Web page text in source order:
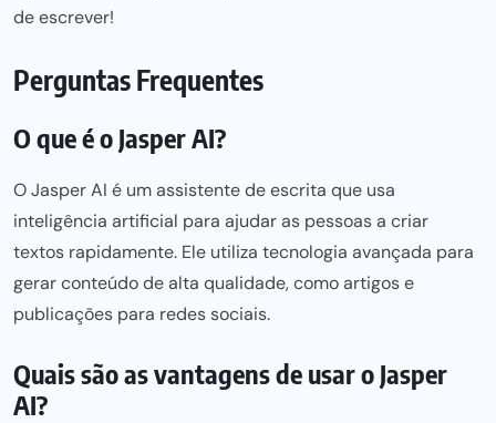
de escrever!
Perguntas Frequentes
O que é o Jasper AI?
O Jasper AI é um assistente de escrita que usa
inteligência artificial para ajudar as pessoas a criar
textos rapidamente. Ele utiliza tecnologia avançada para
gerar conteúdo de alta qualidade, como artigos e
publicações para redes sociais.
Quais são as vantagens de usar o Jasper
AI?